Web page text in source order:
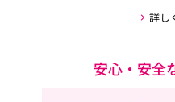
詳し
安心・安全